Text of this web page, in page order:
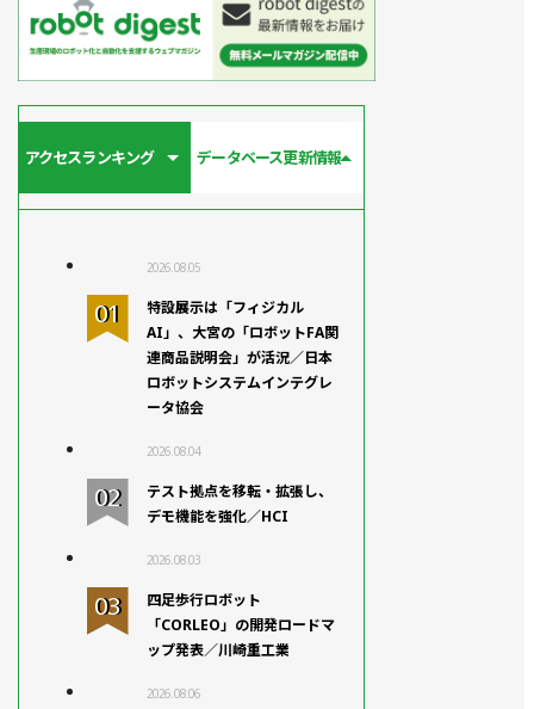
アクセスランキング データベース更新情報
2026.08.05
特設展示は「フィジカル
AI」、大宮の「ロボットFA関
連商品説明会」が活況／日本
ロボットシステムインテグレ
ータ協会
2026.08.04
テスト拠点を移転・拡張し、
デモ機能を強化／HCI
2026.08.03
四足歩行ロボット
「CORLEO」の開発ロードマ
ップ発表／川崎重工業
2026.08.06